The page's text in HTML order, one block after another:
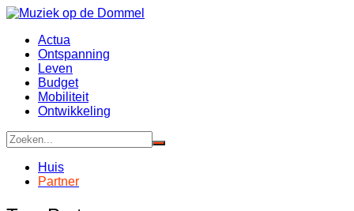
Ga
inhoud
Actua
Ontspanning
Leven
Budget
Mobiliteit
Ontwikkeling
Huis
Partner